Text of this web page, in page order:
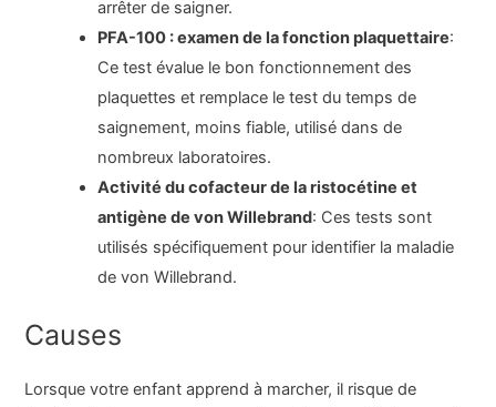
arrêter de saigner.
PFA-100 : examen de la fonction plaquettaire:
Ce test évalue le bon fonctionnement des
plaquettes et remplace le test du temps de
saignement, moins fiable, utilisé dans de
nombreux laboratoires.
Activité du cofacteur de la ristocétine et
antigène de von Willebrand: Ces tests sont
utilisés spécifiquement pour identifier la maladie
de von Willebrand.
Causes
Lorsque votre enfant apprend à marcher, il risque de